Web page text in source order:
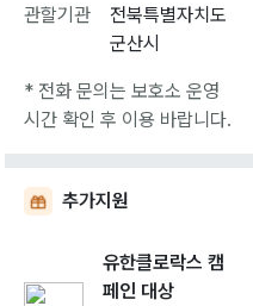
관할기관
전북특별자치도
군산시
* 전화 문의는 보호소 운영
시간 확인 후 이용 바랍니다.
추가지원
유한클로락스 캠
페인 대상